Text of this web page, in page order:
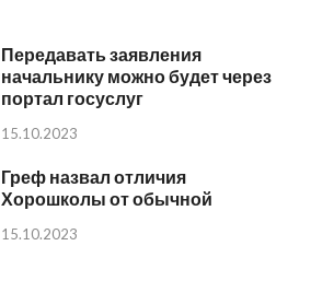
Передавать заявления
начальнику можно будет через
портал госуслуг
15.10.2023
Греф назвал отличия
Хорошколы от обычной
15.10.2023